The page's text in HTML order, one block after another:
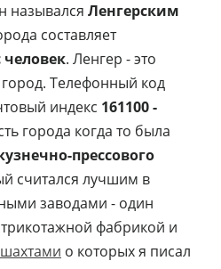
назывался Ленгерским
составляет
человек. Ленгер - это
город. Телефонный код
индекс 161100 -
города когда то была
прессового
считался лучшим в
заводами - один
фабрикой и
о которых я писал